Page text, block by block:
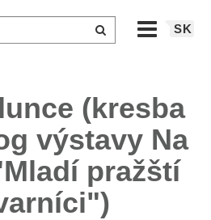
SK
(kresba
výstavy Na
pražští